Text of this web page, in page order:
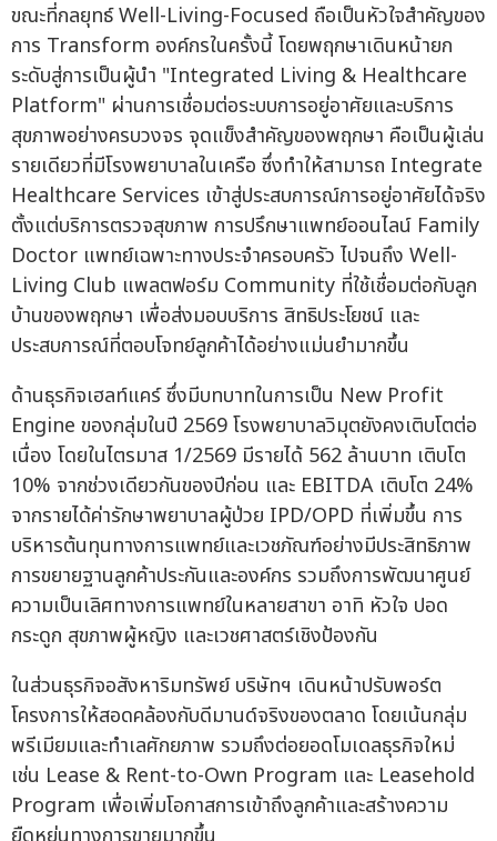
ขณะที่กลยุทธ์ Well-Living-Focused ถือเป็นหัวใจสำคัญของ
การ Transform องค์กรในครั้งนี้ โดยพฤกษาเดินหน้ายก
ระดับสู่การเป็นผู้นำ "Integrated Living & Healthcare
Platform" ผ่านการเชื่อมต่อระบบการอยู่อาศัยและบริการ
สุขภาพอย่างครบวงจร จุดแข็งสำคัญของพฤกษา คือเป็นผู้เล่น
รายเดียวที่มีโรงพยาบาลในเครือ ซึ่งทำให้สามารถ Integrate
Healthcare Services เข้าสู่ประสบการณ์การอยู่อาศัยได้จริง
ตั้งแต่บริการตรวจสุขภาพ การปรึกษาแพทย์ออนไลน์ Family
Doctor แพทย์เฉพาะทางประจำครอบครัว ไปจนถึง Well-
Living Club แพลตฟอร์ม Community ที่ใช้เชื่อมต่อกับลูก
บ้านของพฤกษา เพื่อส่งมอบบริการ สิทธิประโยชน์ และ
ประสบการณ์ที่ตอบโจทย์ลูกค้าได้อย่างแม่นยำมากขึ้น
ด้านธุรกิจเฮลท์แคร์ ซึ่งมีบทบาทในการเป็น New Profit
Engine ของกลุ่มในปี 2569 โรงพยาบาลวิมุตยังคงเติบโตต่อ
เนื่อง โดยในไตรมาส 1/2569 มีรายได้ 562 ล้านบาท เติบโต
10% จากช่วงเดียวกันของปีก่อน และ EBITDA เติบโต 24%
จากรายได้ค่ารักษาพยาบาลผู้ป่วย IPD/OPD ที่เพิ่มขึ้น การ
บริหารต้นทุนทางการแพทย์และเวชภัณฑ์อย่างมีประสิทธิภาพ
การขยายฐานลูกค้าประกันและองค์กร รวมถึงการพัฒนาศูนย์
ความเป็นเลิศทางการแพทย์ในหลายสาขา อาทิ หัวใจ ปอด
กระดูก สุขภาพผู้หญิง และเวชศาสตร์เชิงป้องกัน
ในส่วนธุรกิจอสังหาริมทรัพย์ บริษัทฯ เดินหน้าปรับพอร์ต
โครงการให้สอดคล้องกับดีมานด์จริงของตลาด โดยเน้นกลุ่ม
พรีเมียมและทำเลศักยภาพ รวมถึงต่อยอดโมเดลธุรกิจใหม่
เช่น Lease & Rent-to-Own Program และ Leasehold
Program เพื่อเพิ่มโอกาสการเข้าถึงลูกค้าและสร้างความ